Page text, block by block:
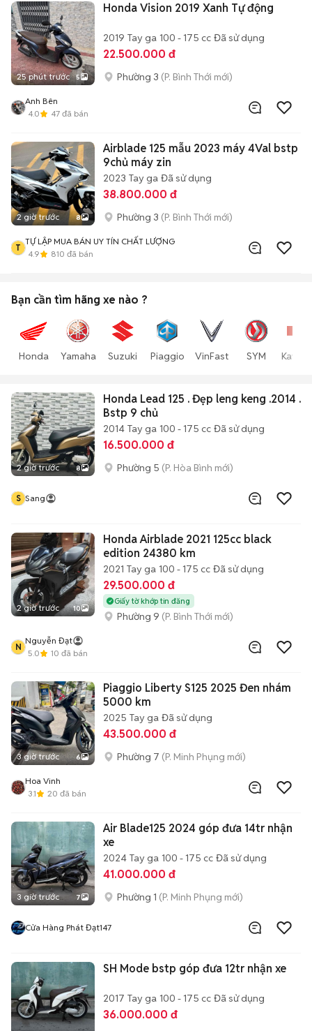
25 phút trước 5
Honda Vision 2019 Xanh Tự động
2019 Tay ga 100 - 175 cc Đã sử dụng
22.500.000 đ
Phường 3 (P. Bình Thới mới)
Anh Bên
4.0
47 đã bán
2 giờ trước 8
Airblade 125 mẫu 2023 máy 4Val bstp
9chủ máy zin
2023 Tay ga Đã sử dụng
38.800.000 đ
Phường 3 (P. Bình Thới mới)
T
TỰ LẬP MUA BÁN UY TÍN CHẤT LƯỢNG
4.9
810 đã bán
Bạn cần tìm hãng xe nào ?
Honda Yamaha Suzuki Piaggio VinFast SYM
2 giờ trước 8
Honda Lead 125 . Đẹp leng keng .2014 .
Bstp 9 chủ
2014 Tay ga 100 - 175 cc Đã sử dụng
16.500.000 đ
Phường 5 (P. Hòa Bình mới)
S Sang
2 giờ trước 10
Honda Airblade 2021 125cc black
edition 24380 km
2021 Tay ga 100 - 175 cc Đã sử dụng
29.500.000 đ
Giấy tờ khớp tin đăng
Phường 9 (P. Bình Thới mới)
N
Nguyễn Đạt
5.0
10 đã bán
3 giờ trước 6
Piaggio Liberty S125 2025 Đen nhám
5000 km
2025 Tay ga Đã sử dụng
43.500.000 đ
Phường 7 (P. Minh Phụng mới)
Hoa Vinh
3.1
20 đã bán
3 giờ trước 7
Air Blade125 2024 góp đưa 14tr nhận
xe
2024 Tay ga 100 - 175 cc Đã sử dụng
41.000.000 đ
Phường 1 (P. Minh Phụng mới)
Cửa Hàng Phát Đạt147
SH Mode bstp góp đưa 12tr nhận xe
2017 Tay ga 100 - 175 cc Đã sử dụng
36.000.000 đ